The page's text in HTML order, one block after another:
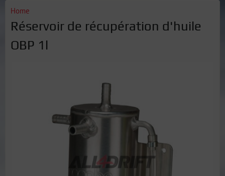
Home
Réservoir de récupération d'huile
OBP 1l